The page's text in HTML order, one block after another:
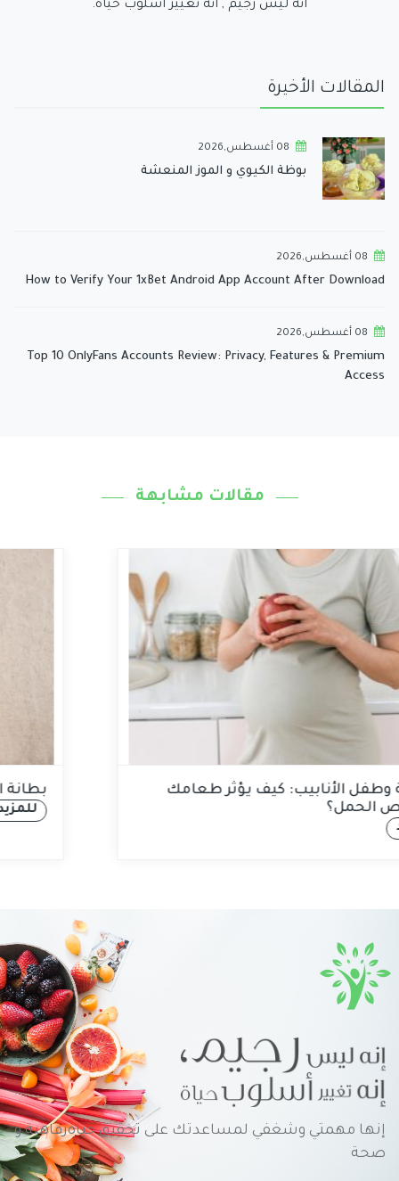
انه ليس رجيم , انه تغيير أسلوب حياة.
المقالات الأخيرة
08 أغسطس,2026
بوظة الكيوي و الموز المنعشة
08 أغسطس,2026
How to Verify Your 1xBet Android App Account After Download
08 أغسطس,2026
Top 10 OnlyFans Accounts Review: Privacy, Features & Premium
Access
مقالات مشابهة
التغذية وطفل الأنابيب: كيف يؤثر طعامك
على فرص الحمل؟
إنها مهمتي وشغفي لمساعدتك على تحقيق حياةرفاهية و
صحة